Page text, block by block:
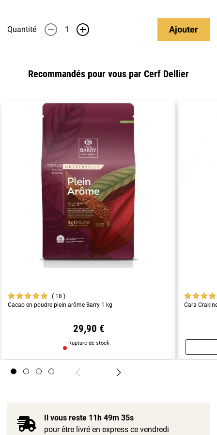
Quantité - + Ajouter
Recommandés pour vous par Cerf Dellier
18
Cacao en poudre plein arôme Barry 1 kg
29,90 €
Rupture de stock
Cara
Il vous reste 11h 49m 35s
pour être livré en express ce vendredi